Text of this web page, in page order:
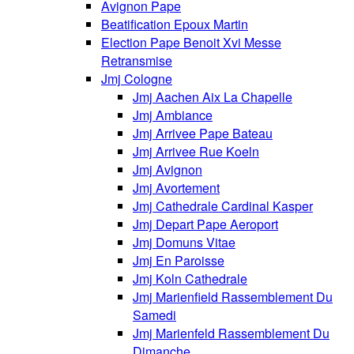
Avignon Pape
Beatification Epoux Martin
Election Pape Benoit Xvi Messe
Retransmise
Jmj Cologne
Jmj Aachen Aix La Chapelle
Jmj Ambiance
Jmj Arrivee Pape Bateau
Jmj Arrivee Rue Koeln
Jmj Avignon
Jmj Avortement
Jmj Cathedrale Cardinal Kasper
Jmj Depart Pape Aeroport
Jmj Domuns Vitae
Jmj En Paroisse
Jmj Koln Cathedrale
Jmj Marienfield Rassemblement Du
Samedi
Jmj Marienfeld Rassemblement Du